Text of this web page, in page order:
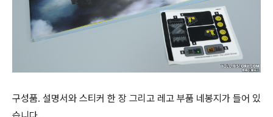
구성품. 설명서와 스티커 한 장 그리고 레고 부품 네봉지가 들어 있